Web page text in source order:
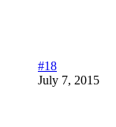
#18
July 7, 2015